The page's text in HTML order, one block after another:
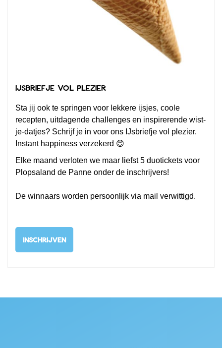
IJsbriefje vol plezier
Sta jij ook te springen voor lekkere ijsjes, coole
recepten, uitdagende challenges en inspirerende wist-
je-datjes? Schrijf je in voor ons IJsbriefje vol plezier.
Instant happiness verzekerd 😊
Elke maand verloten we maar liefst 5 duotickets voor
Plopsaland de Panne onder de inschrijvers!
De winnaars worden persoonlijk via mail verwittigd.
INSCHRIJVEN